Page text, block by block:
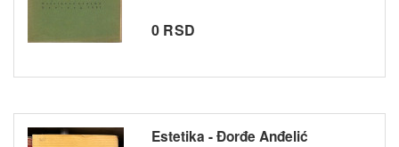
0 RSD
Estetika - Đorđe Anđelić